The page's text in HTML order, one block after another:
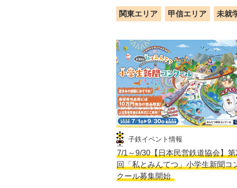
関東エリア 甲信エリア 未就
子鉄イベント情報
7/1～9/30【日本民営鉄道協会】
回「私とみんてつ」小学生新聞コ
クール募集開始